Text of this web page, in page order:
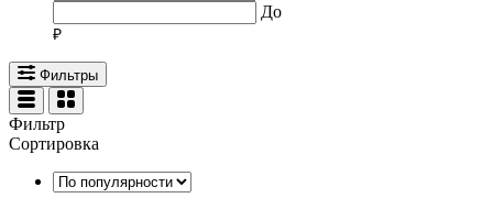
До
Фильтры
Фильтр
Сортировка